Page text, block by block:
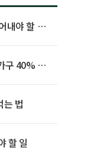
내야 할 사
구 40% 노
는 법
할 일